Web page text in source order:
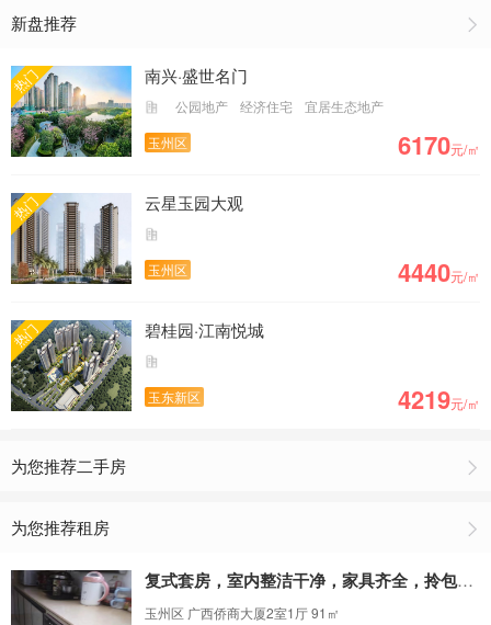
新房价出炉，玉林房价为5161元/㎡
第19周（5月8日--5月14日）玉林市区商品房住宅
成交155套，玉林房价为5491元/㎡
第20周（5月15日--5月21日）玉林市区商品房住宅
成交135套，玉林房价为5235元/㎡
第21周（5月22日--5月28日）玉林市区商品房住宅
成交149套，玉林房价为5114元/㎡
第16周（4月17日--4月23日）玉林市区商品房住宅
最新房价出炉，玉林房价为5407元/㎡
新盘推荐
热门 南兴·盛世名门
公园地产 经济住宅
宜居生态地产
玉州区
6170元/㎡
热门 云星玉园大观
玉州区 4440元/㎡
热门 碧桂园·江南悦城
玉东新区 4219元/㎡
为您推荐二手房
为您推荐租房
复式套房，室内整洁干净，家具齐全，拎包入住
玉州区 广西侨商大厦2室1厅 91㎡